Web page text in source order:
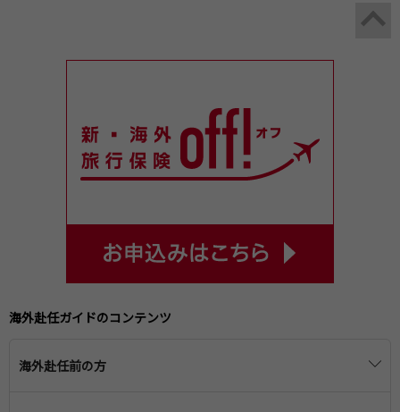
海外赴任ガイドのコンテンツ
海外赴任前の方